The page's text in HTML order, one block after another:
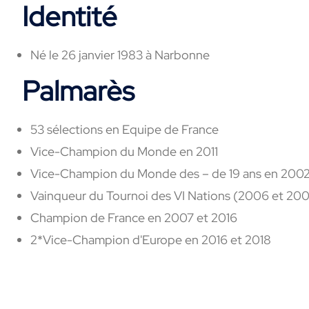
Identité
Né le 26 janvier 1983 à Narbonne
Palmarès
53 sélections en Equipe de France
Vice-Champion du Monde en 2011
Vice-Champion du Monde des – de 19 ans en 2002
Vainqueur du Tournoi des VI Nations (2006 et
Champion de France en 2007 et 2016
2*Vice-Champion d'Europe en 2016 et 2018